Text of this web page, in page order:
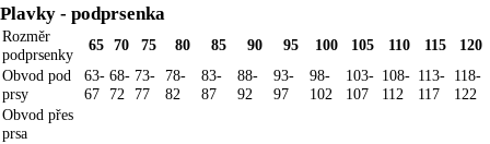
Plavky - podprsenka
Rozměr
podprsenky
65 70 75 80 85 90 95 100 105 110 115
120
Obvod pod
prsy
63-
67
68-
72
73-
77
78-
82
83-
87
88-
92
93-
97
98-
102
103-
107
108-
112
113-
117
118-
122
Obvod přes
prsa